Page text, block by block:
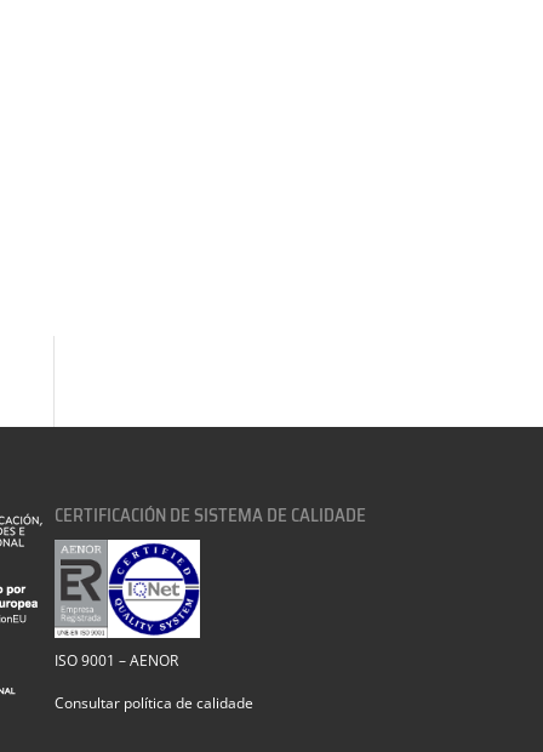
CERTIFICACIÓN DE SISTEMA DE CALIDADE
ISO 9001 – AENOR
Consultar política de calidade